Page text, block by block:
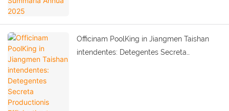
Officinam PoolKing in Jiangmen Taishan
intendentes: Detegentes Secreta